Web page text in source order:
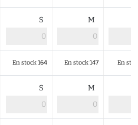
S M
En stock 164 En stock 147 En
S M